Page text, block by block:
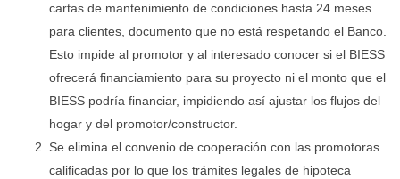
cartas de mantenimiento de condiciones hasta 24 meses
para clientes, documento que no está respetando el Banco.
Esto impide al promotor y al interesado conocer si el BIESS
ofrecerá financiamiento para su proyecto ni el monto que el
BIESS podría financiar, impidiendo así ajustar los flujos del
hogar y del promotor/constructor.
Se elimina el convenio de cooperación con las promotoras
calificadas por lo que los trámites legales de hipoteca